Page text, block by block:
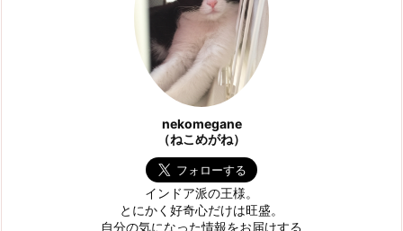
nekomegane
（ねこめがね）
インドア派の王様。
とにかく好奇心だけは旺盛。
自分の気になった情報をお届けする